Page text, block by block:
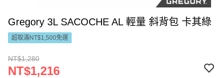
Gregory 3L SACOCHE AL 輕量 斜背包 卡其綠
超取滿NT$1,500免運
NT$1,280
NT$1,216